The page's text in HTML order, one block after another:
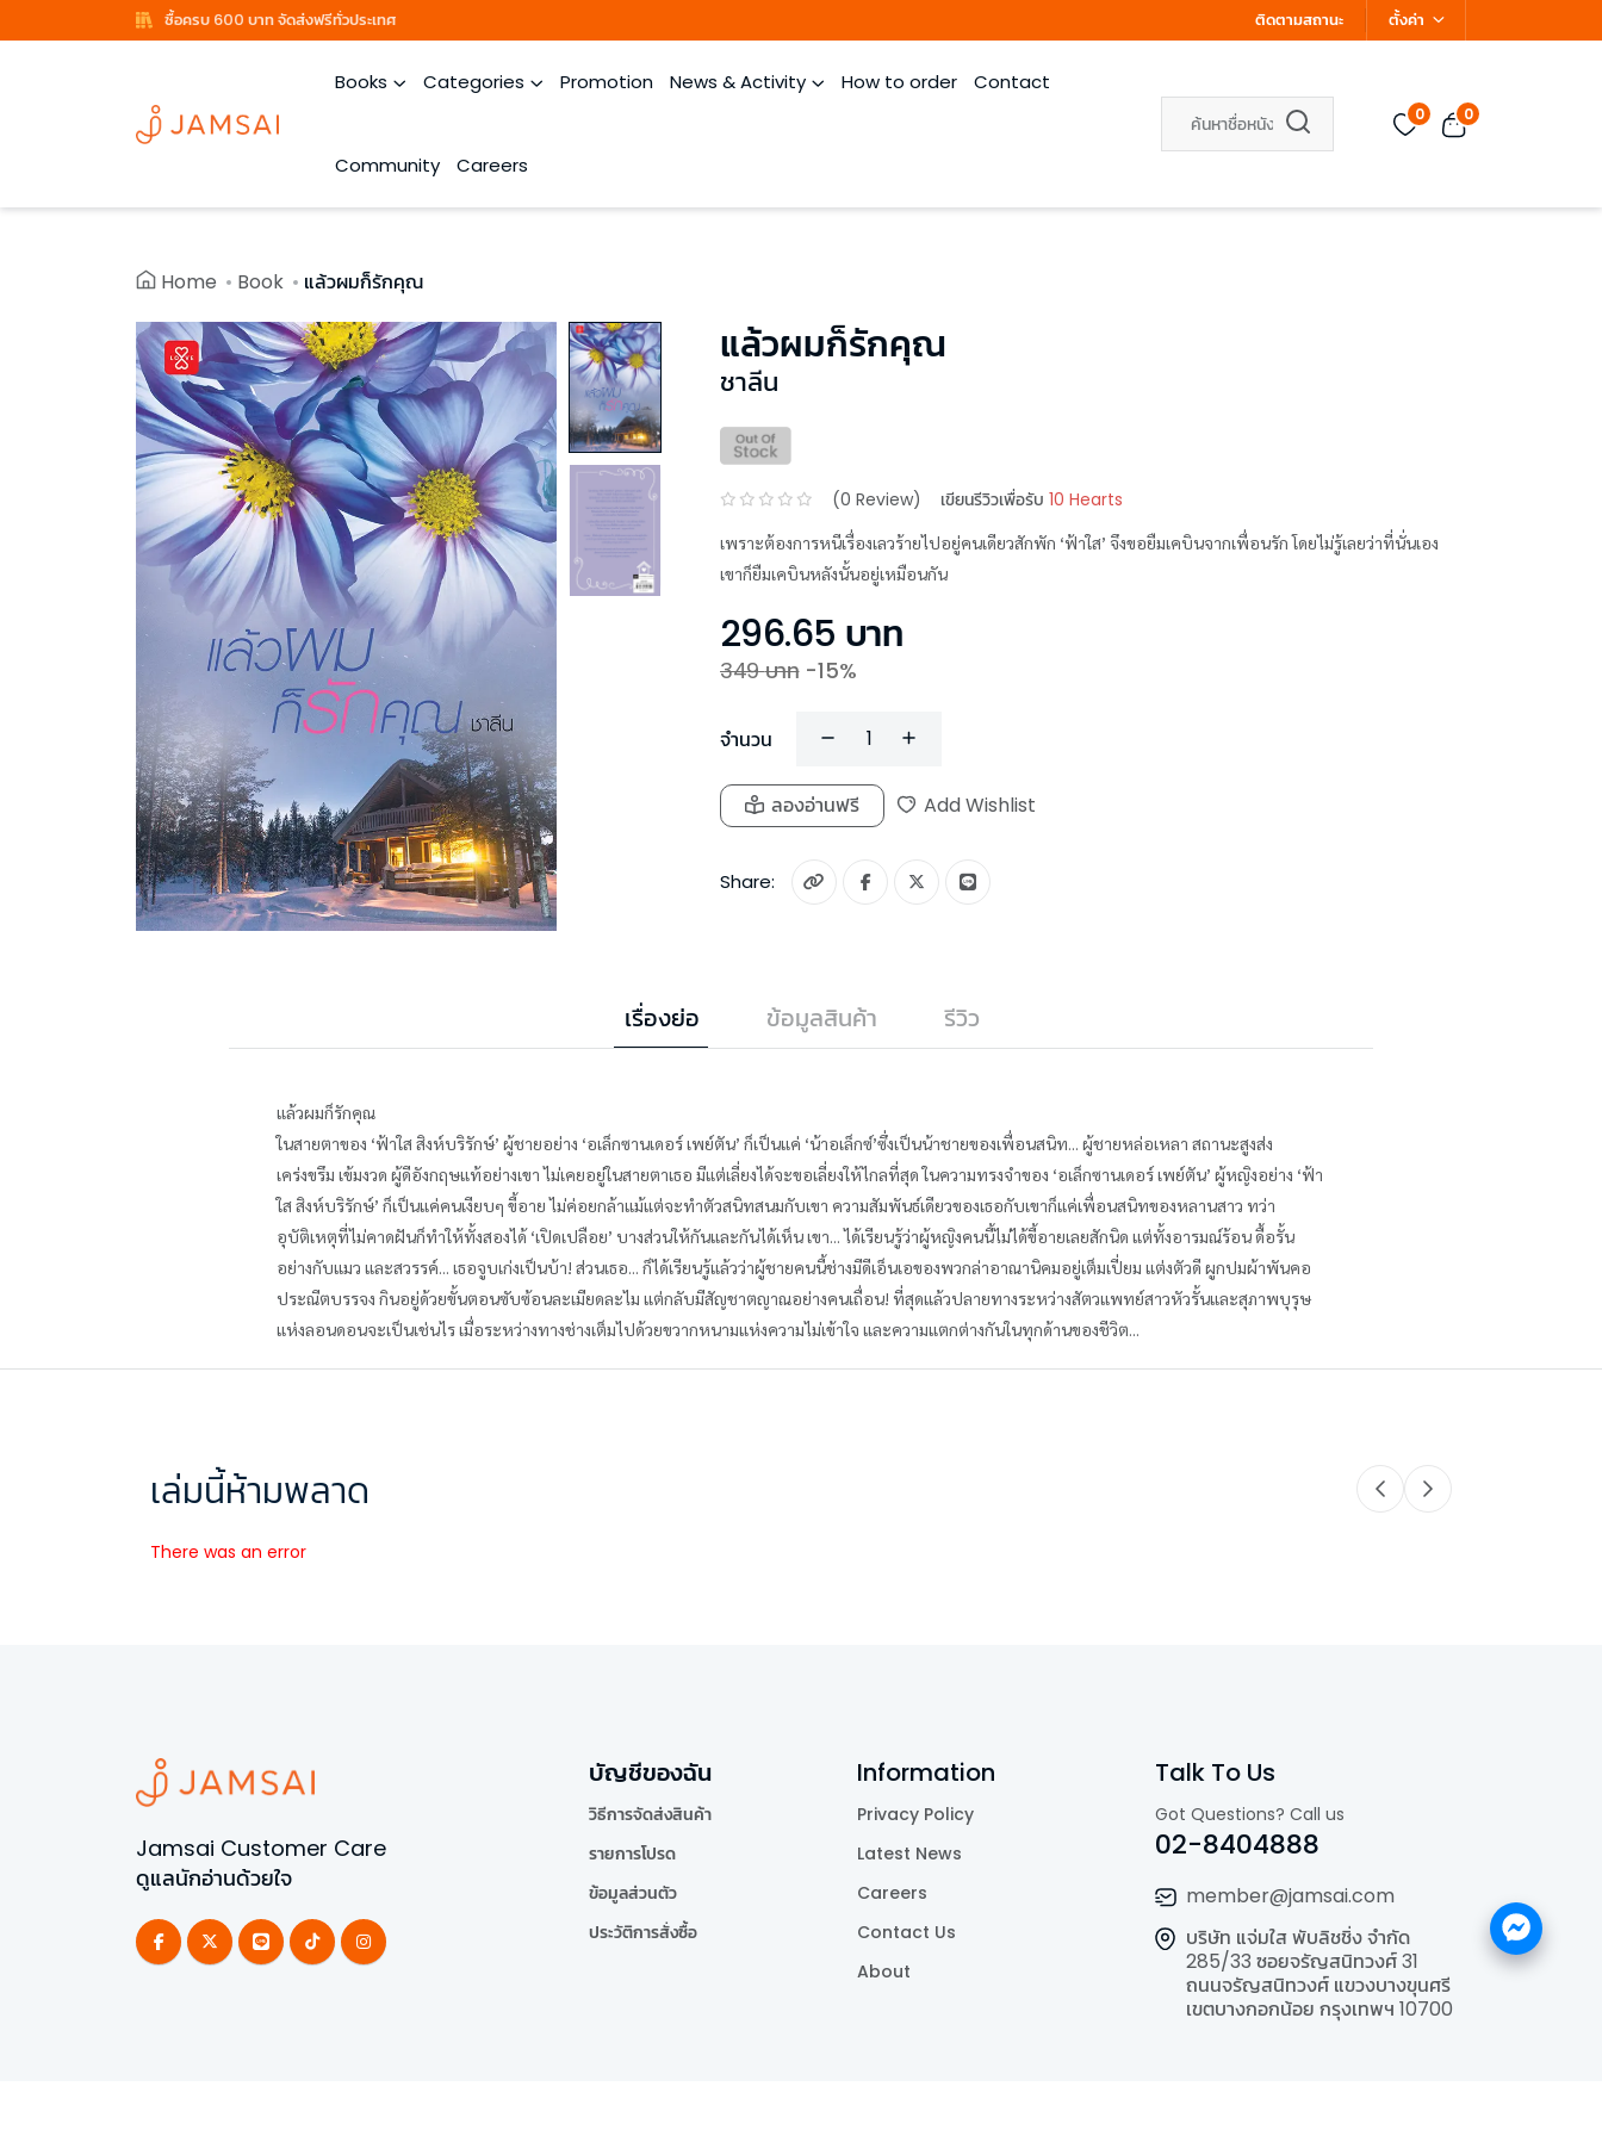
ซื้อครบ 600 บาท จัดส่งฟรีทั่วประเทศ ติดตามสถานะ ตั้งค่า
Books Categories Promotion News & Activity How to order Contact
Community Careers
0 0
Home Book แล้วผมก็รักคุณ
แล้วผมก็รักคุณ
ชาลีน
(0 Review) เขียนรีวิวเพื่อรับ 10 Hearts
เพราะต้องการหนีเรื่องเลวร้ายไปอยู่คนเดียวสักพัก ‘ฟ้าใส’ จึงขอยืมเคบินจากเพื่อนรัก โดยไม่รู้เลยว่าที่นั่นเอง
เขาก็ยืมเคบินหลังนั้นอยู่เหมือนกัน
296.65 บาท
349บาท -15%
จำนวน
ลองอ่านฟรี Add Wishlist
Share:
เรื่องย่อ ข้อมูลสินค้า รีวิว
แล้วผมก็รักคุณ
ในสายตาของ ‘ฟ้าใส สิงห์บริรักษ์’ ผู้ชายอย่าง ‘อเล็กซานเดอร์ เพย์ตัน’ ก็เป็นแค่ ‘น้าอเล็กซ์’ซึ่งเป็นน้าชายของเพื่อนสนิท... ผู้ชายหล่อเหลา สถานะสูงส่ง
เคร่งขรึม เข้มงวด ผู้ดีอังกฤษแท้อย่างเขา ไม่เคยอยู่ในสายตาเธอ มีแต่เลี่ยงได้จะขอเลี่ยงให้ไกลที่สุด ในความทรงจำของ ‘อเล็กซานเดอร์ เพย์ตัน’ ผู้หญิงอย่าง ‘ฟ้า
ใส สิงห์บริรักษ์’ ก็เป็นแค่คนเงียบๆ ขี้อาย ไม่ค่อยกล้าแม้แต่จะทำตัวสนิทสนมกับเขา ความสัมพันธ์เดียวของเธอกับเขาก็แค่เพื่อนสนิทของหลานสาว ทว่า
อุบัติเหตุที่ไม่คาดฝันก็ทำให้ทั้งสองได้ ‘เปิดเปลือย’ บางส่วนให้กันและกันได้เห็น เขา... ได้เรียนรู้ว่าผู้หญิงคนนี้ไม่ได้ขี้อายเลยสักนิด แต่ทั้งอารมณ์ร้อน ดื้อรั้น
อย่างกับแมว และสวรรค์... เธอจูบเก่งเป็นบ้า! ส่วนเธอ... ก็ได้เรียนรู้แล้วว่าผู้ชายคนนี้ช่างมีดีเอ็นเอของพวกล่าอาณานิคมอยู่เต็มเปี่ยม แต่งตัวดี ผูกปมผ้าพันคอ
ประณีตบรรจง กินอยู่ด้วยขั้นตอนซับซ้อนละเมียดละไม แต่กลับมีสัญชาตญาณอย่างคนเถื่อน! ที่สุดแล้วปลายทางระหว่างสัตวแพทย์สาวหัวรั้นและสุภาพบุรุษ
แห่งลอนดอนจะเป็นเช่นไร เมื่อระหว่างทางช่างเต็มไปด้วยขวากหนามแห่งความไม่เข้าใจ และความแตกต่างกันในทุกด้านของชีวิต...
เล่มนี้ห้ามพลาด
There was an error
Jamsai Customer Care
ดูแลนักอ่านด้วยใจ
บัญชีของฉัน
วิธีการจัดส่งสินค้า
รายการโปรด
ข้อมูลส่วนตัว
ประวัติการสั่งซื้อ
Information
Privacy Policy
Latest News
Careers
Contact Us
About
Talk To Us
Got Questions? Call us
02-8404888
member@jamsai.com
บริษัท แจ่มใส พับลิชชิ่ง จำกัด
285/33 ซอยจรัญสนิทวงศ์ 31
ถนนจรัญสนิทวงศ์ แขวงบางขุนศรี
เขตบางกอกน้อย กรุงเทพฯ 10700